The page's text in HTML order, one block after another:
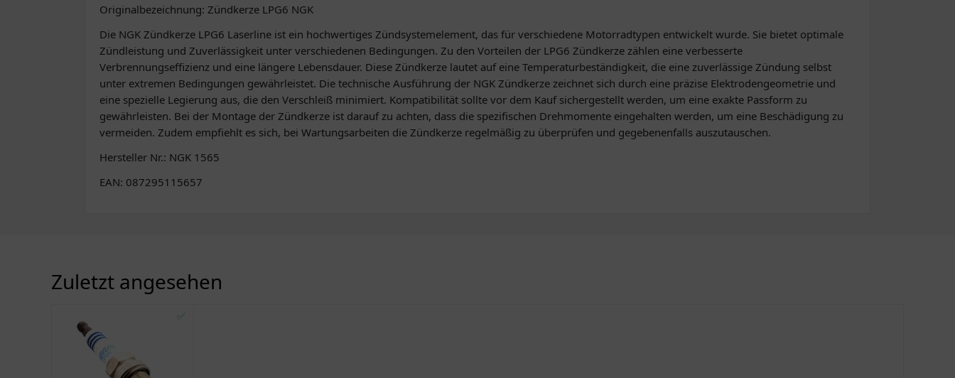
Originalbezeichnung: Zündkerze LPG6 NGK
Die NGK Zündkerze LPG6 Laserline ist ein hochwertiges Zündsystemelement, das für verschiedene Motorradtypen entwickelt wurde. Sie bietet optimale
Zündleistung und Zuverlässigkeit unter verschiedenen Bedingungen. Zu den Vorteilen der LPG6 Zündkerze zählen eine verbesserte
Verbrennungseffizienz und eine längere Lebensdauer. Diese Zündkerze lautet auf eine Temperaturbeständigkeit, die eine zuverlässige Zündung selbst
unter extremen Bedingungen gewährleistet. Die technische Ausführung der NGK Zündkerze zeichnet sich durch eine präzise Elektrodengeometrie und
eine spezielle Legierung aus, die den Verschleiß minimiert. Kompatibilität sollte vor dem Kauf sichergestellt werden, um eine exakte Passform zu
gewährleisten. Bei der Montage der Zündkerze ist darauf zu achten, dass die spezifischen Drehmomente eingehalten werden, um eine Beschädigung zu
vermeiden. Zudem empfiehlt es sich, bei Wartungsarbeiten die Zündkerze regelmäßig zu überprüfen und gegebenenfalls auszutauschen.
Hersteller Nr.: NGK 1565
EAN: 087295115657
Zuletzt angesehen
✅